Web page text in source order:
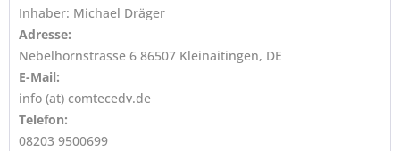
Inhaber: Michael Dräger
Adresse:
Nebelhornstrasse 6 86507 Kleinaitingen, DE
E-Mail:
info (at) comtecedv.de
Telefon:
08203 9500699